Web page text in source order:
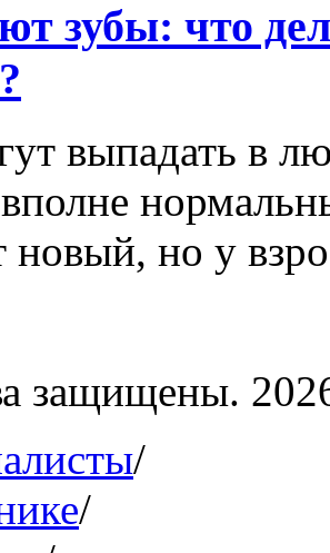
зубы: что
выпадать в
новый, но у
защищены.
/
/